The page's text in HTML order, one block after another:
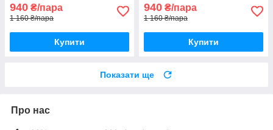
940 ₴/пара
1 160 ₴/пара
Купити
940 ₴/пара
1 160 ₴/пара
Купити
Показати ще
Про нас